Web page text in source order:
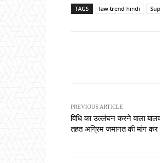
TAGS law trend hindi
PREVIOUS ARTICLE
विधि का उल्लंघन करने वाला
तहत अग्रिम जमानत की मांग कर